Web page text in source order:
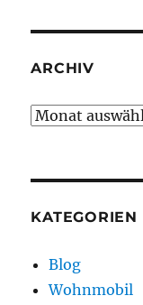
ARCHIV
Archiv
KATEGORIEN
Blog
Wohnmobil